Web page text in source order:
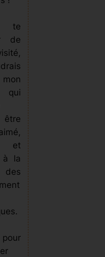
te
de
être
et
à la
des
pour